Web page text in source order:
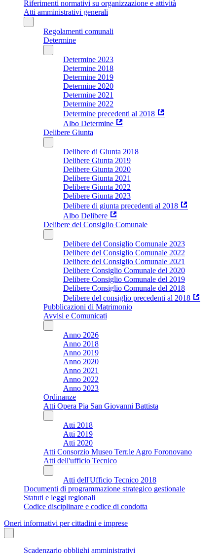
Riferimenti normativi su organizzazione e attività
Atti amministrativi generali
Regolamenti comunali
Determine
Determine 2023
Determine 2018
Determine 2019
Determine 2020
Determine 2021
Determine 2022
Determine precedenti al 2018
Albo Determine
Delibere Giunta
Delibere di Giunta 2018
Delibere Giunta 2019
Delibere Giunta 2020
Delibere Giunta 2021
Delibere Giunta 2022
Delibere Giunta 2023
Delibere di giunta precedenti al 2018
Albo Delibere
Delibere del Consiglio Comunale
Delibere del Consiglio Comunale 2023
Delibere del Consiglio Comunale 2022
Delibere del Consiglio Comunale 2021
Delibere Consiglio Comunale del 2020
Delibere Consiglio Comunale del 2019
Delibere Consiglio Comunale del 2018
Delibere del consiglio precedenti al 2018
Pubblicazioni di Matrimonio
Avvisi e Comunicati
Anno 2026
Anno 2018
Anno 2019
Anno 2020
Anno 2021
Anno 2022
Anno 2023
Ordinanze
Atti Opera Pia San Giovanni Battista
Atti 2018
Atti 2019
Atti 2020
Atti Consorzio Museo Terr.le Agro Foronovano
Atti dell'ufficio Tecnico
Atti dell'Ufficio Tecnico 2018
Documenti di programmazione strategico gestionale
Statuti e leggi regionali
Codice disciplinare e codice di condotta
Oneri informativi per cittadini e imprese
Scadenzario obblighi amministrativi